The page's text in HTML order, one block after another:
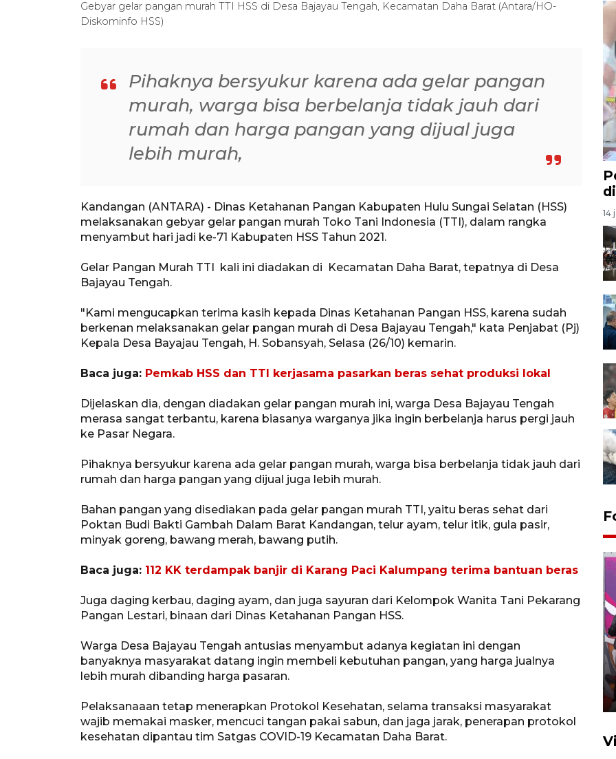
Gebyar gelar pangan murah TTI HSS di Desa Bajayau Tengah, Kecamatan Daha Barat (Antara/HO-
Diskominfo HSS)
Pihaknya bersyukur karena ada gelar pangan
murah, warga bisa berbelanja tidak jauh dari
rumah dan harga pangan yang dijual juga
lebih murah,
Kandangan (ANTARA) - Dinas Ketahanan Pangan Kabupaten Hulu Sungai Selatan (HSS)
melaksanakan gebyar gelar pangan murah Toko Tani Indonesia (TTI), dalam rangka
menyambut hari jadi ke-71 Kabupaten HSS Tahun 2021.
Gelar Pangan Murah TTI kali ini diadakan di Kecamatan Daha Barat, tepatnya di Desa
Bajayau Tengah.
"Kami mengucapkan terima kasih kepada Dinas Ketahanan Pangan HSS, karena sudah
berkenan melaksanakan gelar pangan murah di Desa Bajayau Tengah," kata Penjabat (Pj)
Kepala Desa Bayajau Tengah, H. Sobansyah, Selasa (26/10) kemarin.
Baca juga: Pemkab HSS dan TTI kerjasama pasarkan beras sehat produksi lokal
Dijelaskan dia, dengan diadakan gelar pangan murah ini, warga Desa Bajayau Tengah
merasa sangat terbantu, karena biasanya warganya jika ingin berbelanja harus pergi jauh
ke Pasar Negara.
Pihaknya bersyukur karena ada gelar pangan murah, warga bisa berbelanja tidak jauh dari
rumah dan harga pangan yang dijual juga lebih murah.
Bahan pangan yang disediakan pada gelar pangan murah TTI, yaitu beras sehat dari
Poktan Budi Bakti Gambah Dalam Barat Kandangan, telur ayam, telur itik, gula pasir,
minyak goreng, bawang merah, bawang putih.
Baca juga: 112 KK terdampak banjir di Karang Paci Kalumpang terima bantuan beras
Juga daging kerbau, daging ayam, dan juga sayuran dari Kelompok Wanita Tani Pekarang
Pangan Lestari, binaan dari Dinas Ketahanan Pangan HSS.
Warga Desa Bajayau Tengah antusias menyambut adanya kegiatan ini dengan
banyaknya masyarakat datang ingin membeli kebutuhan pangan, yang harga jualnya
lebih murah dibanding harga pasaran.
Pelaksanaaan tetap menerapkan Protokol Kesehatan, selama transaksi masyarakat
wajib memakai masker, mencuci tangan pakai sabun, dan jaga jarak, penerapan protokol
kesehatan dipantau tim Satgas COVID-19 Kecamatan Daha Barat.
14
Ketua DPRD Syahrial hadiri
pembukaan Turnamen Sepak